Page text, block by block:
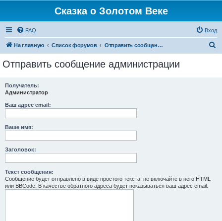
Сказка о Золотом Веке
FAQ Вход
На главную Список форумов Отправить сообщение администрации
Отправить сообщение администрации
Получатель:
Администратор
Ваш адрес email:
Ваше имя:
Заголовок:
Текст сообщения:
Сообщение будет отправлено в виде простого текста, не включайте в него HTML
или BBCode. В качестве обратного адреса будет показываться ваш адрес email.